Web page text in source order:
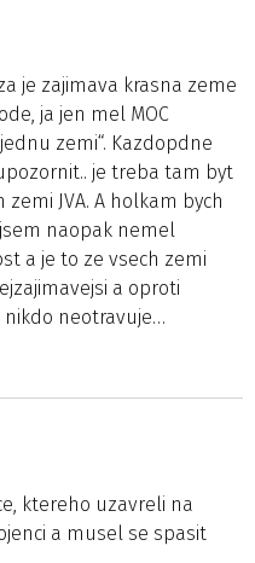
je zajimava krasna zeme
ja jen mel MOC
zemi“. Kazdopdne
je treba tam byt
JVA. A holkam bych
naopak nemel
a je to ze vsech zemi
a oproti
neotravuje…
ktereho uzavreli na
a musel se spasit